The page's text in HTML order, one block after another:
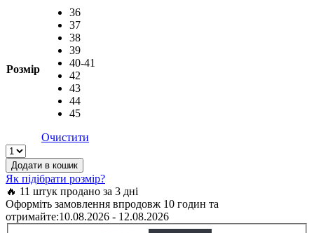
Розмір
36
37
38
39
40-41
42
43
44
45
Очистити
Crocs
Crocband
Light
Grey/Navy
арт.
11016
/
Додати в кошик
Як підібрати розмір?
🔥 11 штук продано за 3 дні
Оформіть замовлення впродовж 10 годин та
отримайте:10.08.2026 - 12.08.2026